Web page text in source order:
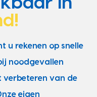
u rekenen op snelle
noodgevallen
verbeteren van de
eigen